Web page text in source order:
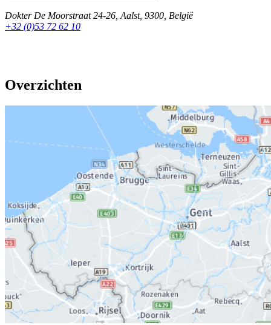
Dokter De Moorstraat 24-26 Aalst, 9300 België
+32 (0)53 72 62 10
Overzichten